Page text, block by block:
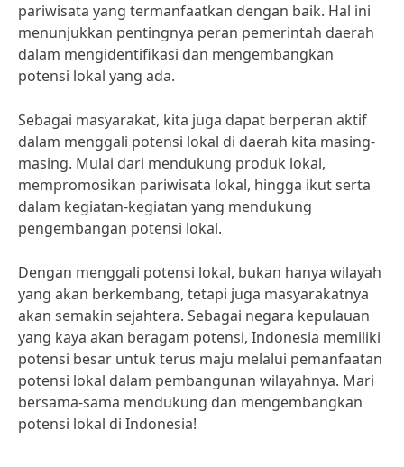
pariwisata yang termanfaatkan dengan baik. Hal ini
menunjukkan pentingnya peran pemerintah daerah
dalam mengidentifikasi dan mengembangkan
potensi lokal yang ada.
Sebagai masyarakat, kita juga dapat berperan aktif
dalam menggali potensi lokal di daerah kita masing-
masing. Mulai dari mendukung produk lokal,
mempromosikan pariwisata lokal, hingga ikut serta
dalam kegiatan-kegiatan yang mendukung
pengembangan potensi lokal.
Dengan menggali potensi lokal, bukan hanya wilayah
yang akan berkembang, tetapi juga masyarakatnya
akan semakin sejahtera. Sebagai negara kepulauan
yang kaya akan beragam potensi, Indonesia memiliki
potensi besar untuk terus maju melalui pemanfaatan
potensi lokal dalam pembangunan wilayahnya. Mari
bersama-sama mendukung dan mengembangkan
potensi lokal di Indonesia!